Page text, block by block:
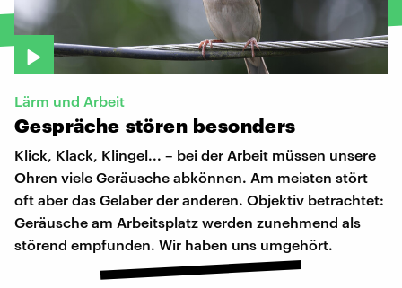
Lärm und Arbeit
Gespräche stören besonders
Klick, Klack, Klingel... – bei der Arbeit müssen unsere
Ohren viele Geräusche abkönnen. Am meisten stört
oft aber das Gelaber der anderen. Objektiv betrachtet:
Geräusche am Arbeitsplatz werden zunehmend als
störend empfunden. Wir haben uns umgehört.